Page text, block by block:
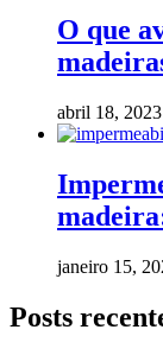
O que
abril 18, 2023
janeiro 15,
Posts